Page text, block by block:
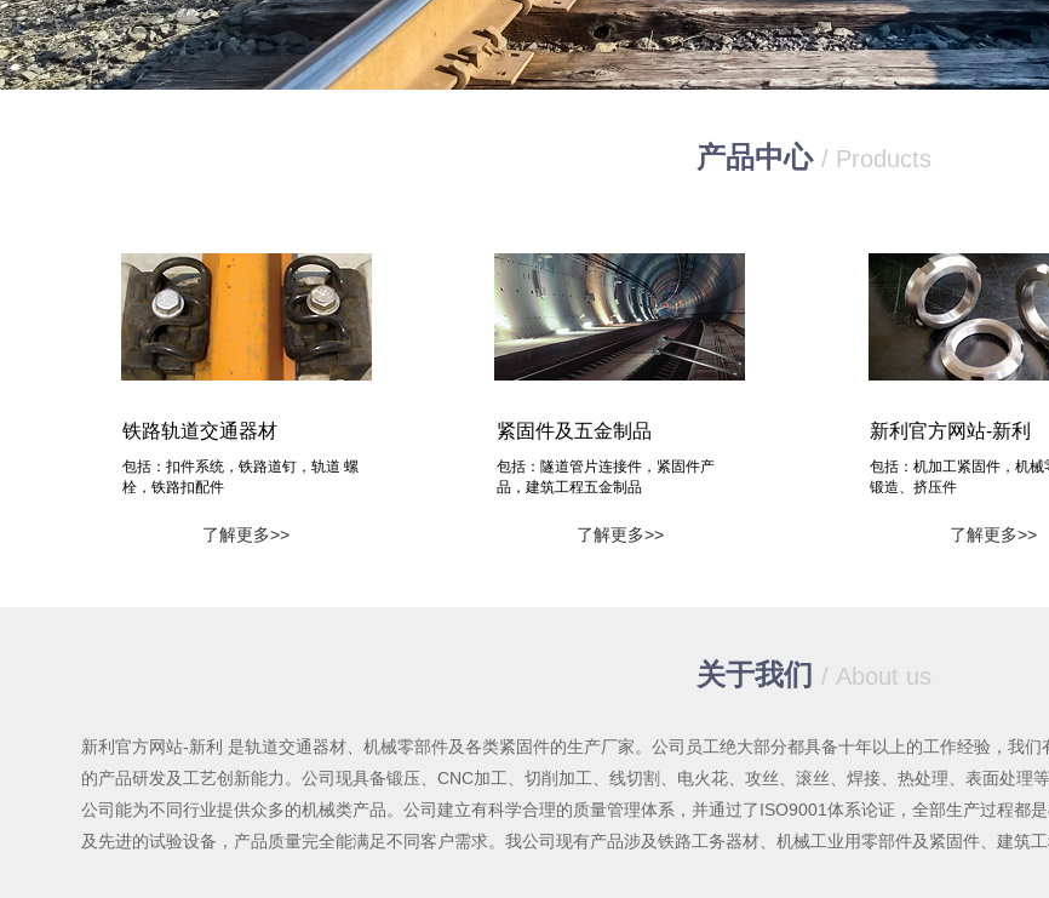
产品中心 / Products
铁路轨道交通器材
包括：扣件系统，铁路道钉，轨道 螺
栓，铁路扣配件
了解更多>>
紧固件及五金制品
包括：隧道管片连接件，紧固件产
品，建筑工程五金制品
了解更多>>
新利官方网站-新利
包括：机加工紧固件，机械
锻造、挤压件
了解更多>>
关于我们 / About us
新利官方网站-新利 是轨道交通器材、机械零部件及各类紧固件的生产厂家。公司员工绝大部分都具备十年以上的工作经验，我
的产品研发及工艺创新能力。公司现具备锻压、CNC加工、切削加工、线切割、电火花、攻丝、滚丝、焊接、热处理、表面处
公司能为不同行业提供众多的机械类产品。公司建立有科学合理的质量管理体系，并通过了ISO9001体系论证，全部生产过程都
及先进的试验设备，产品质量完全能满足不同客户需求。我公司现有产品涉及铁路工务器材、机械工业用零部件及紧固件、建筑